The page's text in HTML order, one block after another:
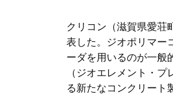
クリコン（滋賀県愛荘
表した。ジオポリマー
ーダを用いるのが一般
（ジオエレメント・
る新たなコンクリート